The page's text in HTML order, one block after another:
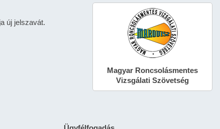
új jelszavát.
Magyar Roncsolásmentes
Vizsgálati Szövetség